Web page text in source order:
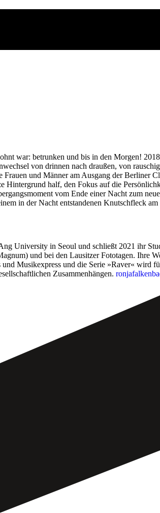
war: betrunken und bis in den Morgen!
von drinnen nach draußen, von
und Männer am Ausgang der Berliner
Hintergrund half, den Fokus auf die
vom Ende einer Nacht zum
in der Nacht entstandenen Knutschfleck am
University in Seoul und schließt 2021 ihr
und bei den Lausitzer Fototagen. Ihre
Musikexpress und die Serie »Raver« wird
Zusammenhängen.